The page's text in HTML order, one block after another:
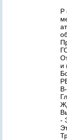
Р
и
-